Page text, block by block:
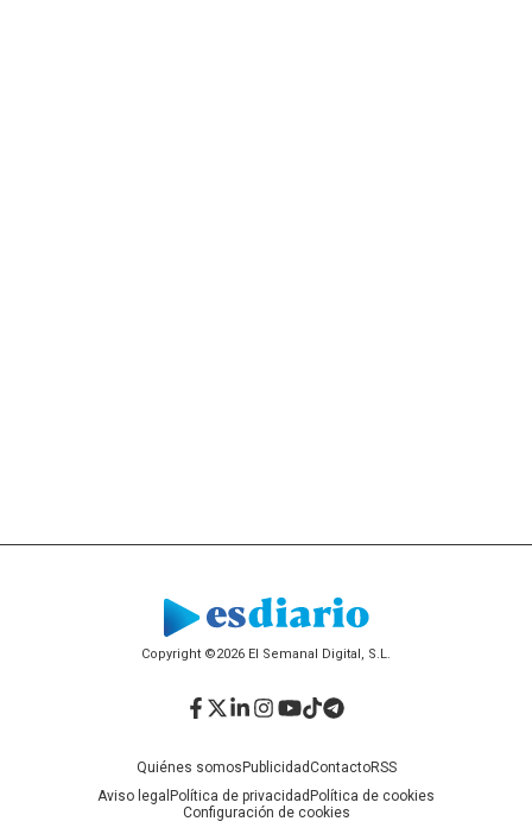
Copyright ©2026 El Semanal Digital, S.L.
Quiénes somos PublicidadContactoRSS
Aviso legal Política de privacidad Política de cookies
Configuración de cookies
Facebook
Twitter
LinkedIn
Instagram
YouTube
TikTok
Telegram